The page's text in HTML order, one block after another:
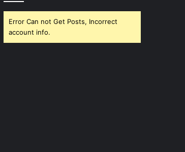
Error Can not Get Posts, Incorrect
account info.